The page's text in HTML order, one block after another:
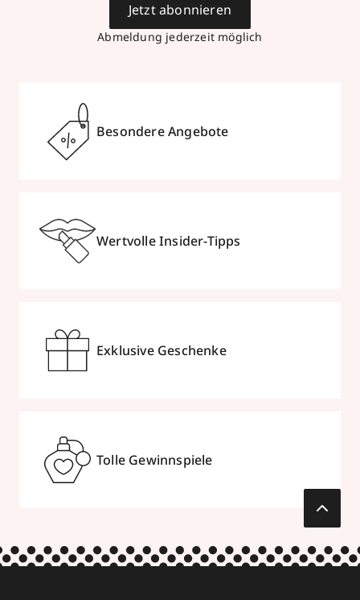
Abmeldung jederzeit möglich
Jetzt abonnieren
Besondere Angebote
Wertvolle Insider-Tipps
Exklusive Geschenke
Tolle Gewinnspiele